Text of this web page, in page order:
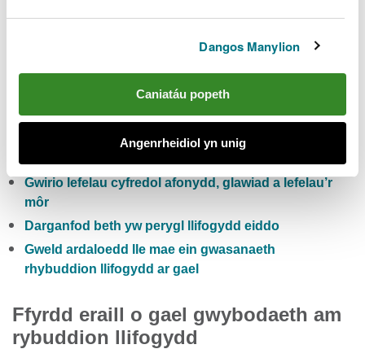
Dangos Manylion
Caniatáu popeth
Angenrheidiol yn unig
Hefyd gallwch:
Gwiriwch y risg llifogydd pum niwrnod i Gymru
Cofrestru i dderbyn rhybuddion llifogydd yn rhad
Gwirio lefelau cyfredol afonydd, glawiad a lefelau’r
môr
Darganfod beth yw perygl llifogydd eiddo
Gweld ardaloedd lle mae ein gwasanaeth
rhybuddion llifogydd ar gael
Ffyrdd eraill o gael gwybodaeth am
rybuddion llifogydd